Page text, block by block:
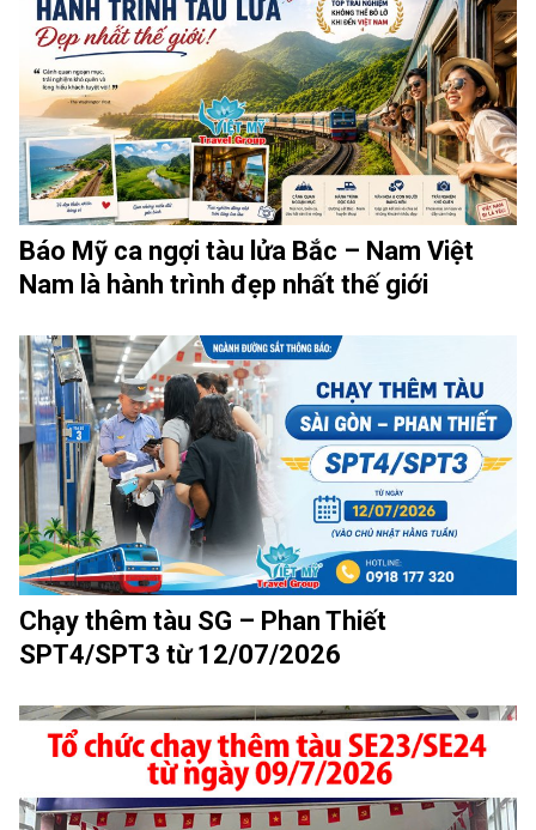
Báo Mỹ ca ngợi tàu lửa Bắc – Nam Việt
Nam là hành trình đẹp nhất thế giới
Chạy thêm tàu SG – Phan Thiết
SPT4/SPT3 từ 12/07/2026